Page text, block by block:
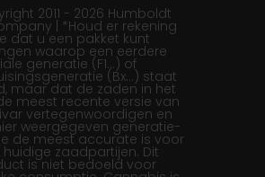
2011 - 2026 Humboldt
| *Houd er rekening
dat u een pakket kunt
waarop een eerdere
generatie (F1…) of
(Bx…) staat
maar dat de zaden in het
meest recente versie van
vertegenwoordigen en
weergegeven generatie-
de meest accurate is voor
huidige zaadpartijen. Dit
is niet bedoeld voor